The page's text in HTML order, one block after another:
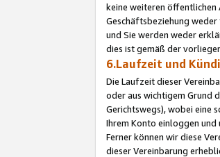
keine weiteren öffentlichen
Geschäftsbeziehung
und Sie werden weder
dies ist gemäß der
6.Laufzeit und
Die Laufzeit dieser
oder aus wichtigem Grund
Gerichtswegs), wobei eine
Ihrem Konto einloggen und
Ferner können wir diese
dieser Vereinbarung